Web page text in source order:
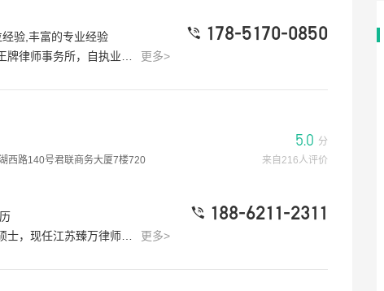
验,丰富的专业经验 178-5170-0850
更多>
准则，逐渐形成了具有自己特色的办案风格，为当事人防范、规避风险，提供多渠道、高效率、操作性强的解决方案，获得当事人的赞誉。
西路140号君联商务大厦7楼720
5.0 分
来自216人评价
188-6211-2311
更多>
、经济纠纷、知识产权、劳动争议，损害赔偿等案件，取得了当事人一致认可。彭律师坚持维护当事人利益至上，维护法律公平正义，处理问题积极、高效，细心、快速响应，全心全意办好当事人委托的每一件法律事务。
4.7w 浏览
院老板不签字给做手术需要怎么处理人在
南通?